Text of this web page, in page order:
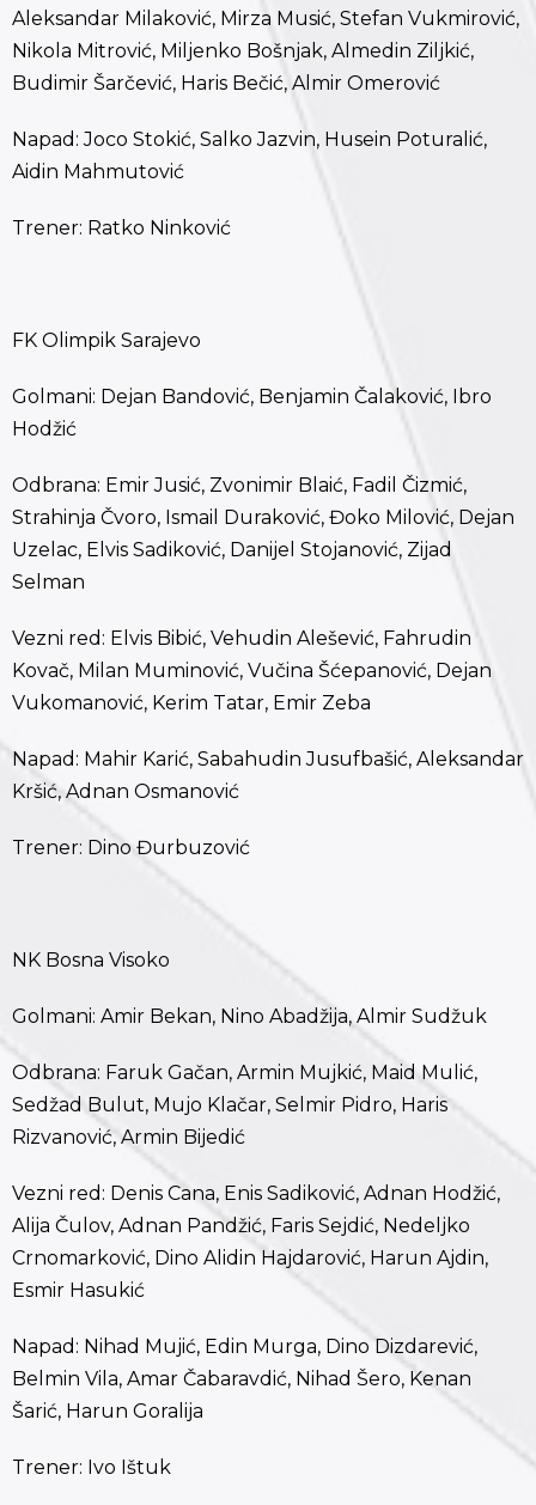
Aleksandar Milaković, Mirza Musić, Stefan Vukmirović,
Nikola Mitrović, Miljenko Bošnjak, Almedin Ziljkić,
Budimir Šarčević, Haris Bečić, Almir Omerović
Napad: Joco Stokić, Salko Jazvin, Husein Poturalić,
Aidin Mahmutović
Trener: Ratko Ninković
FK Olimpik Sarajevo
Golmani: Dejan Bandović, Benjamin Čalaković, Ibro
Hodžić
Odbrana: Emir Jusić, Zvonimir Blaić, Fadil Čizmić,
Strahinja Čvoro, Ismail Duraković, Đoko Milović, Dejan
Uzelac, Elvis Sadiković, Danijel Stojanović, Zijad
Selman
Vezni red: Elvis Bibić, Vehudin Alešević, Fahrudin
Kovač, Milan Muminović, Vučina Šćepanović, Dejan
Vukomanović, Kerim Tatar, Emir Zeba
Napad: Mahir Karić, Sabahudin Jusufbašić, Aleksandar
Kršić, Adnan Osmanović
Trener: Dino Đurbuzović
NK Bosna Visoko
Golmani: Amir Bekan, Nino Abadžija, Almir Sudžuk
Odbrana: Faruk Gačan, Armin Mujkić, Maid Mulić,
Sedžad Bulut, Mujo Klačar, Selmir Pidro, Haris
Rizvanović, Armin Bijedić
Vezni red: Denis Cana, Enis Sadiković, Adnan Hodžić,
Alija Čulov, Adnan Pandžić, Faris Sejdić, Nedeljko
Crnomarković, Dino Alidin Hajdarović, Harun Ajdin,
Esmir Hasukić
Napad: Nihad Mujić, Edin Murga, Dino Dizdarević,
Belmin Vila, Amar Čabaravdić, Nihad Šero, Kenan
Šarić, Harun Goralija
Trener: Ivo Ištuk